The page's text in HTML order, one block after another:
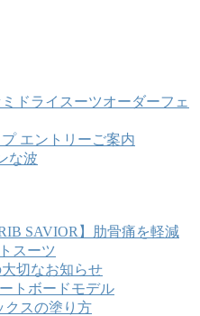
ドライスーツオーダーフェ
エントリーご案内
な波
SAVIOR】肋骨痛を軽減
スーツ
切なお知らせ
トボードモデル
クスの塗り方